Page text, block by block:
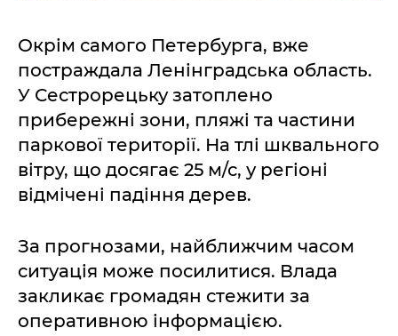
Окрім самого Петербурга, вже
постраждала Ленінградська область.
У Сестрорецьку затоплено
прибережні зони, пляжі та частини
паркової території. На тлі шквального
вітру, що досягає 25 м/с, у регіоні
відмічені падіння дерев.
За прогнозами, найближчим часом
ситуація може посилитися. Влада
закликає громадян стежити за
оперативною інформацією.